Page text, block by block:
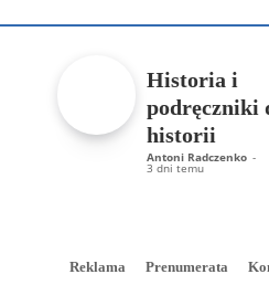
Historia i
podręczniki
historii
Antoni Radczenko -
3 dni temu
Reklama Prenumerata